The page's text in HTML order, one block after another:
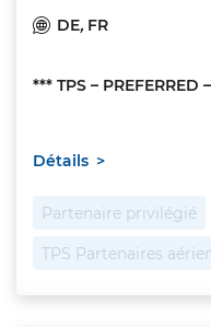
DE, FR
*** TPS – PREFERRED
Détails
Partenaire privilégié
TPS Partenaires